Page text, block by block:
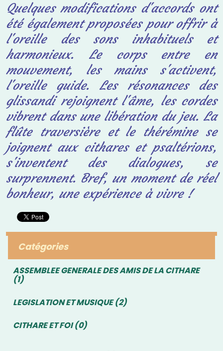
Quelques modifications d'accords ont
été également proposées pour offrir à
l'oreille des sons inhabituels et
harmonieux. Le corps entre en
mouvement, les mains s'activent,
l'oreille guide. Les résonances des
glissandi rejoignent l'âme, les cordes
vibrent dans une libération du jeu. La
flûte traversière et le thérémine se
joignent aux cithares et psaltérions,
s'inventent des dialogues, se
surprennent. Bref, un moment de réel
bonheur, une expérience à vivre !
Catégories
ASSEMBLEE GENERALE DES AMIS DE LA CITHARE
(1)
LEGISLATION ET MUSIQUE (2)
CITHARE ET FOI (0)